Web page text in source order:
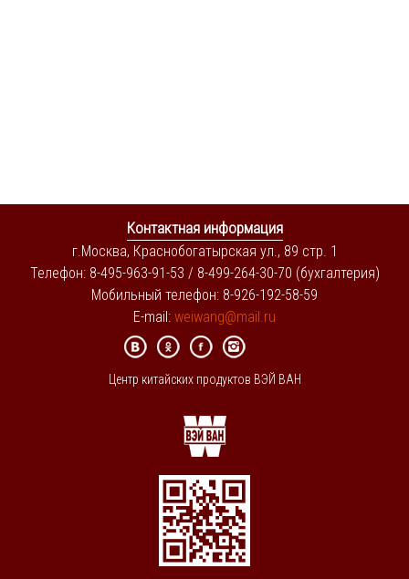
Контактная информация
г.Москва, Краснобогатырская ул., 89 стр. 1
Телефон: 8-495-963-91-53 / 8-499-264-30-70 (бухгалтерия)
Мобильный телефон: 8-926-192-58-59
E-mail: weiwang@mail.ru
Центр китайских продуктов ВЭЙ ВАН